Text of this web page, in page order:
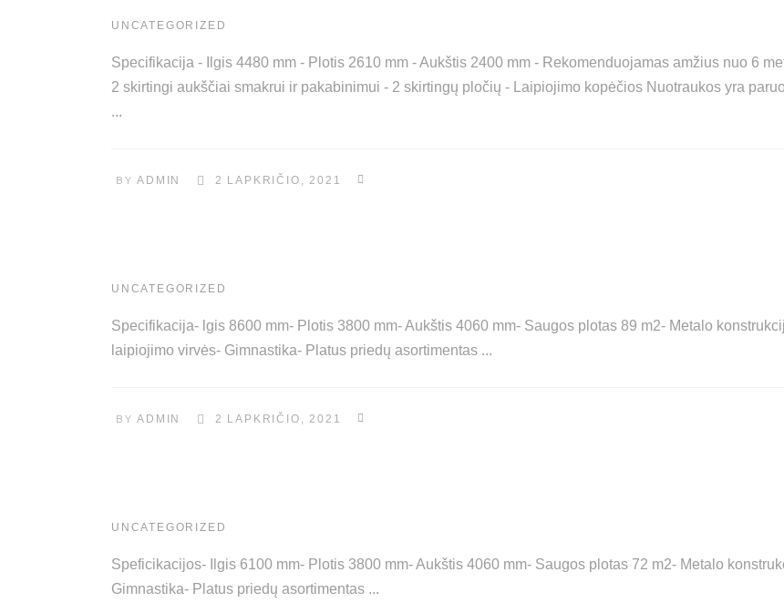
UNCATEGORIZED
Specifikacija - Ilgis 4480 mm - Plotis 2610 mm - Aukštis 2400 mm - Rekomenduojamas amžius nuo 6
2 skirtingi aukščiai smakrui ir pakabinimui - 2 skirtingų pločių - Laipiojimo kopėčios Nuotraukos yra
BYADMIN 2 LAPKRIČIO, 2021
UNCATEGORIZED
Specifikacija- lgis 8600 mm- Plotis 3800 mm- Aukštis 4060 mm- Saugos plotas 89 m2- Metalo
laipiojimo virvės- Gimnastika- Platus priedų asortimentas
BYADMIN 2 LAPKRIČIO, 2021
UNCATEGORIZED
Speficikacijos- Ilgis 6100 mm- Plotis 3800 mm- Aukštis 4060 mm- Saugos plotas 72 m2- Metalo
Gimnastika- Platus priedų asortimentas